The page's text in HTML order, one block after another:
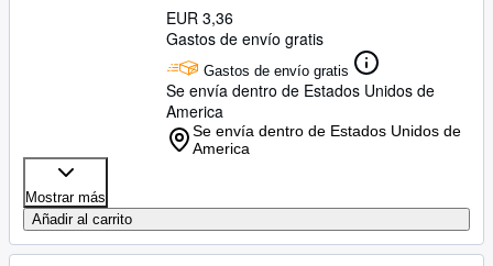
EUR 3,36
Gastos de envío gratis
Gastos de envío gratis
Se envía dentro de Estados Unidos de
America
Se envía dentro de Estados Unidos de
America
Mostrar más
Añadir al carrito